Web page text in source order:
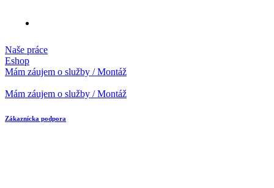
Naše práce
Eshop
Mám záujem o služby / Montáž
Mám záujem o služby / Montáž
Zákaznícka podpora